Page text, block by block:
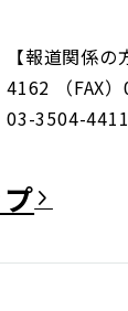
【報道関係
4162 （FAX
03-3504-